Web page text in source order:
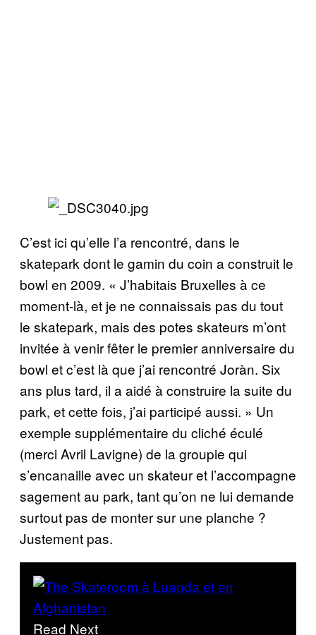
C’est ici qu’elle l’a rencontré, dans le
skatepark dont le gamin du coin a construit le
bowl en 2009. « J’habitais Bruxelles à ce
moment-là, et je ne connaissais pas du tout
le skatepark, mais des potes skateurs m’ont
invitée à venir fêter le premier anniversaire du
bowl et c’est là que j’ai rencontré Joràn. Six
ans plus tard, il a aidé à construire la suite du
park, et cette fois, j’ai participé aussi. » Un
exemple supplémentaire du cliché éculé
(merci Avril Lavigne) de la groupie qui
s’encanaille avec un skateur et l’accompagne
sagement au park, tant qu’on ne lui demande
surtout pas de monter sur une planche ?
Justement pas.
Read Next